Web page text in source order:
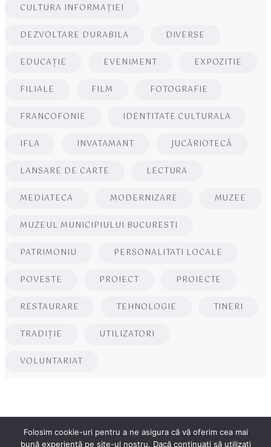
CULTURA INFORMAŢIEI
DEZVOLTARE DURABILA DIVERSE
EDUCAŢIE EVENIMENT EXPOZITIE
FILIALE FILM FOTOGRAFIE
FRANCOFONIE IDENTITATE CULTURALA
IFLA INVATAMANT JUCĂRIOTECĂ
LANSARE DE CARTE LECTURA
MEDIATECA MODERNIZARE MUZEE
MUZEUL MUNICIPIULUI BUCURESTI
PATRIMONIU PERSONALITATI LOCALE
POVESTE PROIECT PROIECTE
RESTAURARE TEHNOLOGIE TINERI
TRADIȚIE UTILIZATORI
VOLUNTARIAT
Folosim cookie-uri pentru a ne asigura că vă oferim cea mai
bună experiență pe site-ul nostru. Dacă continuați să utilizați